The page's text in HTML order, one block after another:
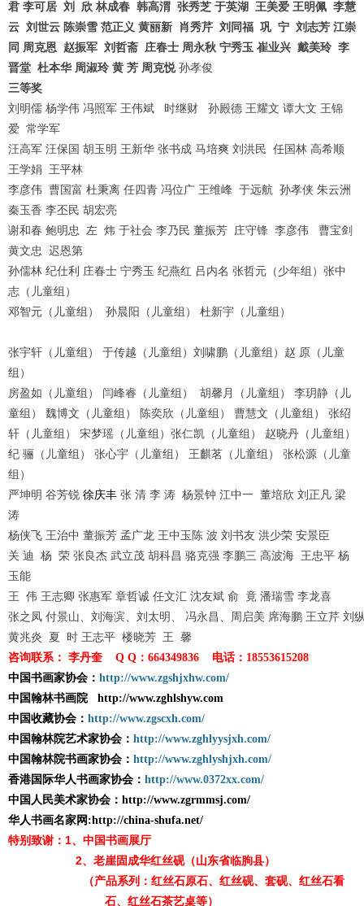
君 李可居 刘 欣 林成春 韩高渭 张秀芝 于英湖 王美爱 王明佩 李慧
云 刘世云 陈崇雪 范正义 黄丽新 肖秀芹 刘同福 巩 宁 刘志芳 江崇
同 周克恩 赵振军 刘哲斋 庄春士 周永秋 宁秀玉 崔业兴 戴美玲 李
晋堂 杜本华 周淑玲 黄 芳 周克悦 孙孝俊
三等奖
刘明儒 杨学伟 冯照军 王伟斌 时继财 孙殿德 王耀文 谭大文 王锦
爱 常学军
汪高军 汪保国 胡玉明 王新华 张书成 马培爽 刘洪民 任国林 高希顺
王学娟
王平林
李彦伟 曹国富 杜秉离 任四青 冯位广 王维峰 于远航 孙孝侠 朱云洲
秦玉香 李丕民 胡宏亮
谢和春 鲍明忠 左 炜 于社会 李乃民 董振芳 庄守锋 李彦伟
曹宝剑
黄文忠
迟恩第
孙儒林 纪仕利 庄春士 宁秀玉 纪燕红 吕内名 张哲元（少年组）张中
志（儿童组）
邓智元（儿童组）
孙晨阳（儿童组） 杜新宇（儿童组）
张宇轩（儿童组） 于传越（儿童组）刘啸鹏（儿童组）赵 原（儿童
组）
房盈如（儿童组）
闫峰睿（儿童组） 胡馨月（儿童组）
李玥静（儿
童组）
魏博文（儿童组） 陈奕欣（儿童组） 曹慧文（儿童组）
张绍
轩（儿童组）
宋梦瑶（儿童组）张仁凯（儿童组）
赵晓丹（儿童组）
纪 骊（儿童组） 张心宇（儿童组） 王麒茗（儿童组）
张松源（儿童
组）
严坤明 谷芳锐 徐庆丰 张 清 李 涛 杨景钟 江中一 董培欣 刘正凡 梁
涛
杨侠飞 王治中 董振芳 孟广龙 王中玉陈 波 刘书友 洪少荣 安景臣
关 迪 杨 荣 张良杰 武立茂 胡科昌 骆克强 李鹏三 高波海 王忠平 杨
玉能
王 伟 王志卿 张惠军 章哲诚 任文汇 沈友斌 俞 竟 潘瑞雪 李龙喜
张之凤 付景山、刘海滨、刘太明、 冯永昌、周启美 席海鹏 王立芹 刘
黄兆炎
夏 时 王志平 楼晓芳 王 馨
咨询联系： 李丹奎 Q Q ： 664349836 电话： 18553615208
中国书画家协会： http://www.zgshjxhw.com/
中国翰林书画院
http://www.zghlshyw.com
中国收藏协会： http://www.zgscxh.com/
中国翰林院艺术家协会： http://www.zghlyysjxh.com/
中国翰林院书画家协会： http://www.zghlyshjxh.com/
香港国际华人书画家协会： http://www.0372xx.com/
中国人民美术家协会： http://www.zgrmmsj.com/
华人书画名家网 :http://china-shufa.net/
特别致谢： 1、中国书画展厅
2、老崖固成华红丝砚（山东省临朐县）
（产品系列：红丝石原石、红丝砚、套砚、红丝石看
石、红丝石茶艺桌等）